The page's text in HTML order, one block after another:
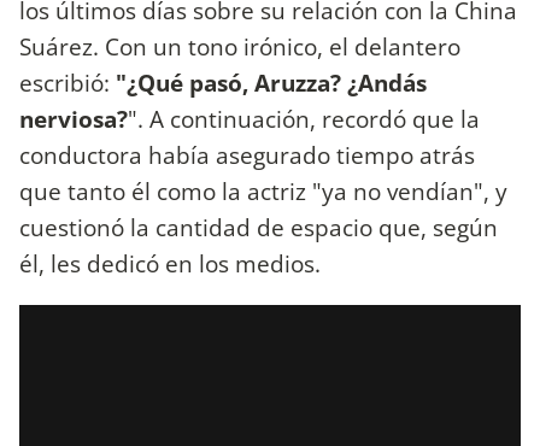
los últimos días sobre su relación con la China
Suárez. Con un tono irónico, el delantero
escribió: "¿Qué pasó, Aruzza? ¿Andás
nerviosa?". A continuación, recordó que la
conductora había asegurado tiempo atrás
que tanto él como la actriz "ya no vendían", y
cuestionó la cantidad de espacio que, según
él, les dedicó en los medios.